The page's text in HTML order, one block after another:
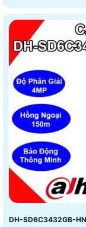
DH-SD6C3432GB-